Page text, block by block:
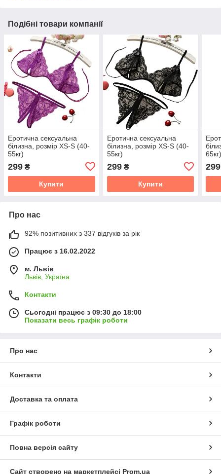
Подібні товари компанії
Еротична сексуальна
білизна, розмір XS-S (40-
55кг)
299 ₴
Купити
Еротична сексуальна
білизна, розмір XS-S (40-
55кг)
299₴
Купити
299
Про нас
92% позитивних з 337 відгуків за рік
Працює з 16.02.2022
м. Львів
Львів, Україна
Контакти
Сьогодні працює з 09:30 до 18:00
Показати весь графік роботи
Про нас
Контакти
Доставка та оплата
Графік роботи
Повна версія сайту
Сайт створено на маркетплейсі Prom.ua